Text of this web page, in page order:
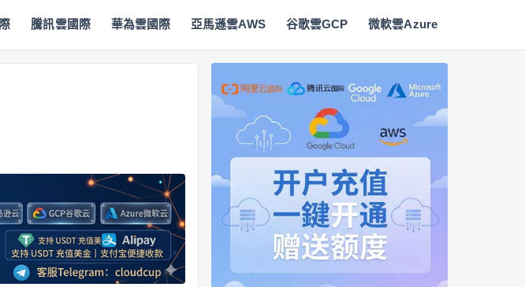
騰訊雲國際 華為雲國際 亞馬遜雲AWS 谷歌雲GCP 微軟雲Azure